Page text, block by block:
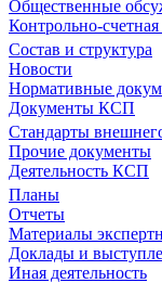
Общественные
Контрольно-счетная
Состав и структура
Новости
Нормативные
Документы КСП
Стандарты
Прочие документы
Деятельность КСП
Планы
Отчеты
Материалы
Доклады и
Иная деятельность